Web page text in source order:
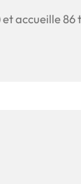
et accueille 86